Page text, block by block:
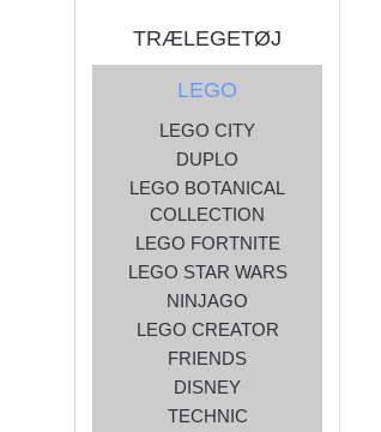
TRÆLEGETØJ
LEGO
LEGO CITY
DUPLO
LEGO BOTANICAL
COLLECTION
LEGO FORTNITE
LEGO STAR WARS
NINJAGO
LEGO CREATOR
FRIENDS
DISNEY
TECHNIC